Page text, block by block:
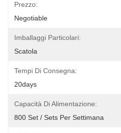
Prezzo:
Negotiable
Imballaggi Particolari:
Scatola
Tempi Di Consegna:
20days
Capacità Di Alimentazione:
800 Set / Sets Per Settimana